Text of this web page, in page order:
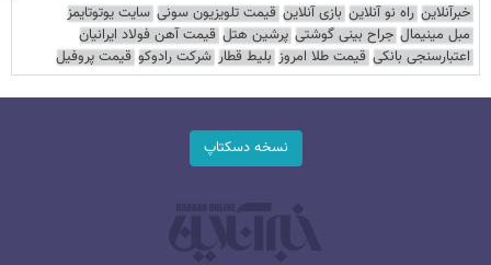
خبرآنلاین راه نو آنلاین بازی آنلاین قیمت تلویزیون سونی سایت یوتوتایمز
مبل مینیمال جراح بینی گوشتی پرشین هتل قیمت آهن فولاد ایرانیان
اعتبارسنجی بانکی قیمت طلا امروز بلیط قطار شرکت رادوکو قیمت پروفیل
نسخه دسکتاپ